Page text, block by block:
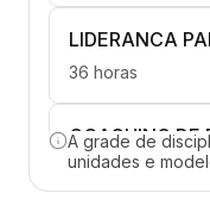
LIDERANCA
36 horas
COACHING DE
36 horas
A grade de
unidades e